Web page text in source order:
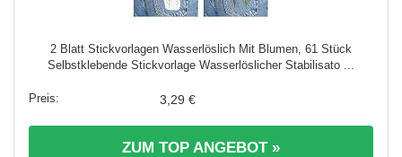
2 Blatt Stickvorlagen Wasserlöslich Mit Blumen, 61 Stück
Selbstklebende Stickvorlage Wasserlöslicher Stabilisato ...
3,29 €
ZUM TOP ANGEBOT »